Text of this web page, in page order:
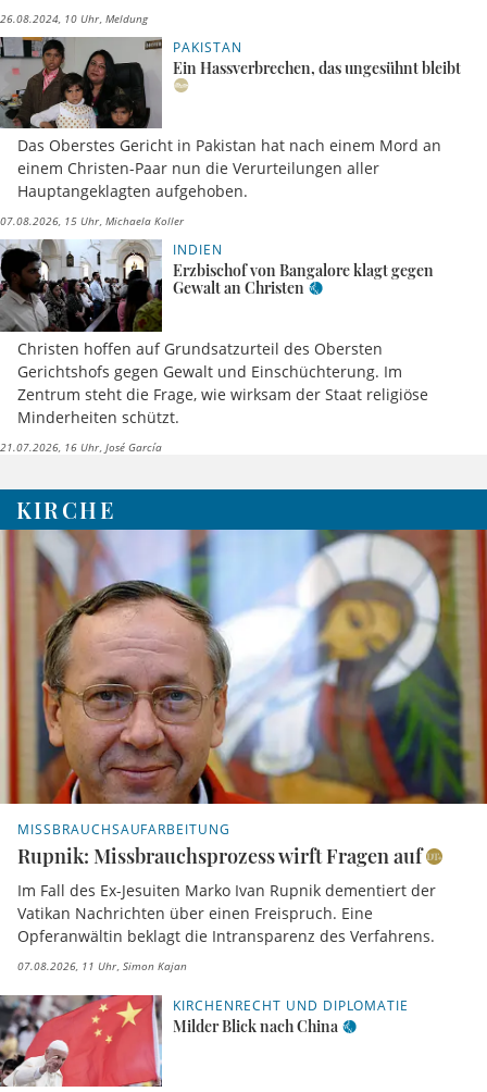
26.08.2024, 10 Uhr Meldung
PAKISTAN
Ein Hassverbrechen, das ungesühnt bleibt
Das Oberstes Gericht in Pakistan hat nach einem Mord an
einem Christen-Paar nun die Verurteilungen aller
Hauptangeklagten aufgehoben.
07.08.2026, 15 Uhr Michaela Koller
INDIEN
Erzbischof von Bangalore klagt gegen
Gewalt an Christen
Christen hoffen auf Grundsatzurteil des Obersten
Gerichtshofs gegen Gewalt und Einschüchterung. Im
Zentrum steht die Frage, wie wirksam der Staat religiöse
Minderheiten schützt.
21.07.2026, 16 Uhr José García
KIRCHE
MISSBRAUCHSAUFARBEITUNG
Rupnik: Missbrauchsprozess wirft Fragen auf
Im Fall des Ex-Jesuiten Marko Ivan Rupnik dementiert der
Vatikan Nachrichten über einen Freispruch. Eine
Opferanwältin beklagt die Intransparenz des Verfahrens.
07.08.2026, 11 Uhr Simon Kajan
KIRCHENRECHT UND DIPLOMATIE
Milder Blick nach China